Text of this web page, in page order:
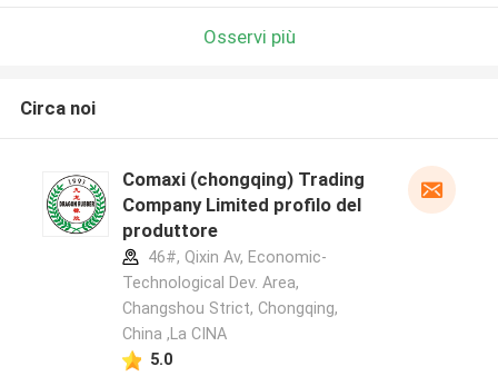
Osservi più
Circa noi
Comaxi (chongqing) Trading
Company Limited profilo del
produttore
46#, Qixin Av, Economic-
Technological Dev. Area,
Changshou Strict, Chongqing,
China ,La CINA
5.0